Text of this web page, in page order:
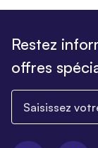
Restez
offres